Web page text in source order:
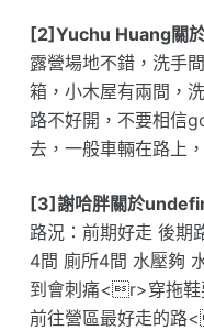
[2]Yuchu Huang關
露營場地不錯，洗手
箱，小木屋有兩間，
路不好開，不要相信
去，一般車輛在路上
[3]謝哈胖關於
路況：前期好走 後
4間 廁所4間 水壓夠
到會刺痛<r>穿拖
前往營區最好走的路